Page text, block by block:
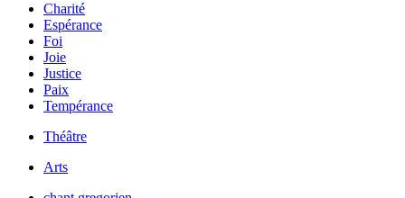
Charité
Espérance
Foi
Joie
Justice
Paix
Tempérance
Théâtre
Arts